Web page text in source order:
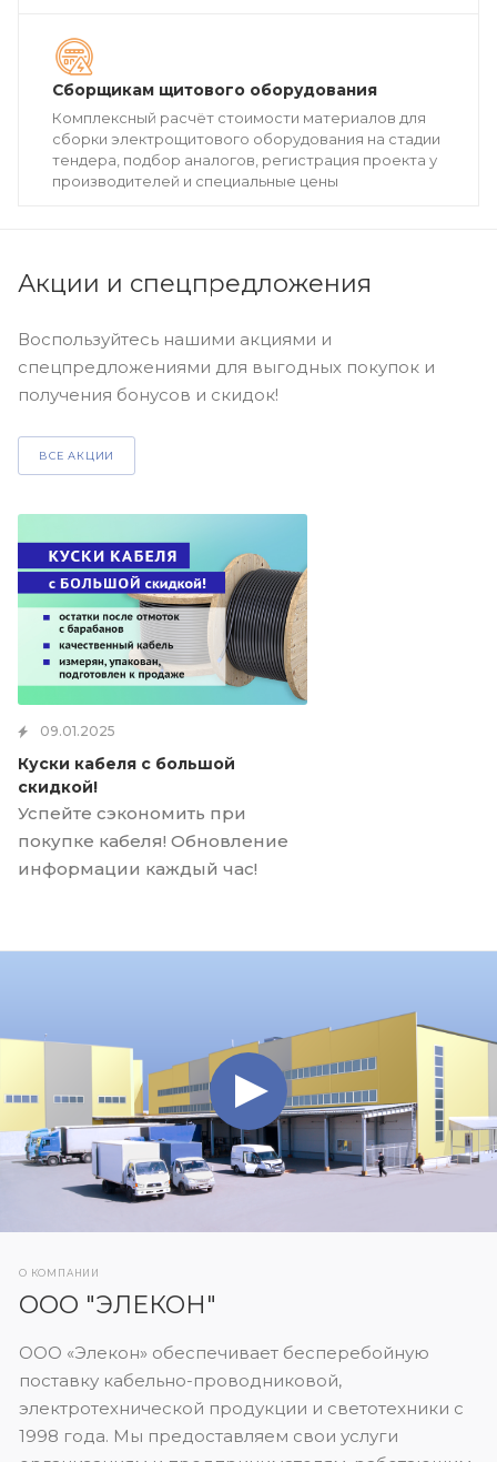
Сборщикам щитового оборудования
Комплексный расчёт стоимости материалов для
сборки электрощитового оборудования на стадии
тендера, подбор аналогов, регистрация проекта у
производителей и специальные цены
Акции и спецпредложения
Воспользуйтесь нашими акциями и
спецпредложениями для выгодных покупок и
получения бонусов и скидок!
ВСЕ АКЦИИ
09.01.2025
Куски кабеля с большой
скидкой!
Успейте сэкономить при
покупке кабеля! Обновление
информации каждый час!
О КОМПАНИИ
ООО "ЭЛЕКОН"
ООО «Элекон» обеспечивает бесперебойную
поставку кабельно-проводниковой,
электротехнической продукции и светотехники с
1998 года. Мы предоставляем свои услуги